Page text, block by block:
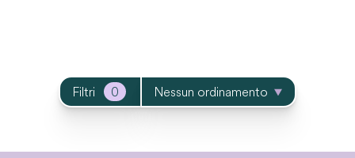
Filtri 0 Nessun ordinamento